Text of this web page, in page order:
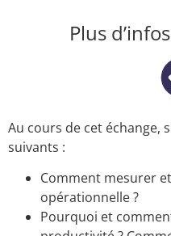
Plus
Au cours de cet échange,
suivants :
Comment mesurer
opérationnelle ?
Pourquoi et